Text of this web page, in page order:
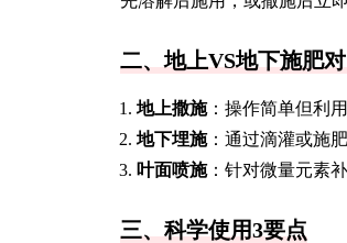
二、地上VS地下施肥
地上撒施：操作简单但利
地下埋施：通过滴灌或施
叶面喷施：针对微量元素
三、科学使用3要点